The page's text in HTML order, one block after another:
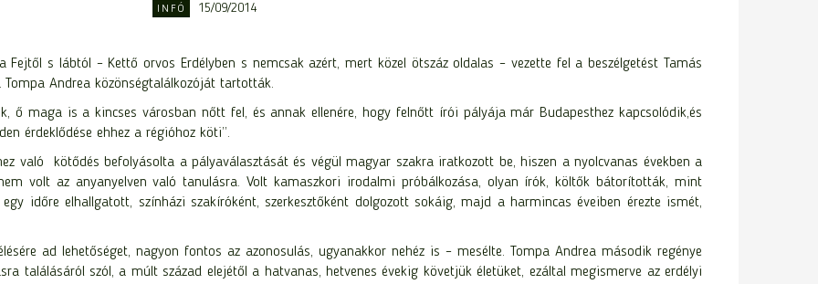
INFÓ 15/09/2014
Fejtől s lábtól – Kettő orvos Erdélyben s nemcsak azért, mert közel ötszáz oldalas – vezette fel a beszélgetést Tamás
Andrea közönségtalálkozóját tartották.
ő maga is a kincses városban nőtt fel, és annak ellenére, hogy felnőtt írói pályája már Budapesthez kapcsolódik,és
érdeklődése ehhez a régióhoz köti”.
való kötődés befolyásolta a pályaválasztását és végül magyar szakra iratkozott be, hiszen a nyolcvanas években a
volt az anyanyelven való tanulásra. Volt kamaszkori irodalmi próbálkozása, olyan írók, költők bátorították, mint
időre elhallgatott, színházi szakíróként, szerkesztőként dolgozott sokáig, majd a harmincas éveiben érezte ismét,
ad lehetőséget, nagyon fontos az azonosulás, ugyanakkor nehéz is – mesélte. Tompa Andrea második regénye
találásáról szól, a múlt század elejétől a hatvanas, hetvenes évekig követjük életüket, ezáltal megismerve az erdélyi